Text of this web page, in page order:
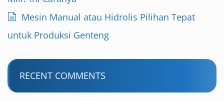
Mesin Manual atau Hidrolis Pilihan Tepat
untuk Produksi Genteng
RECENT COMMENTS